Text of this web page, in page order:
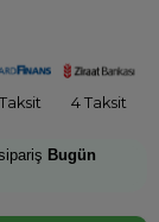
4 Taksit
Bugün